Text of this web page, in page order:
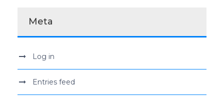
Meta
Log in
Entries feed